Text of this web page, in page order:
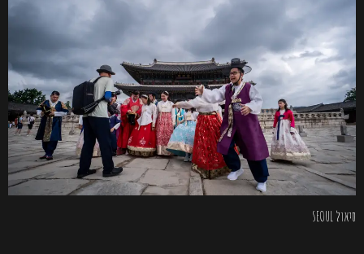
סיאול SEOUL